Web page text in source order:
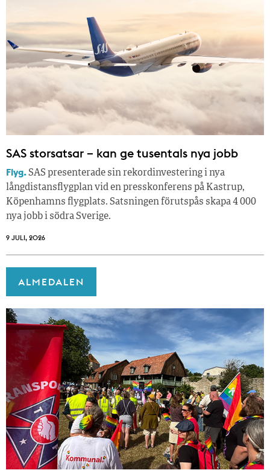
SAS storsatsar – kan ge tusentals nya jobb
Flyg.SAS presenterade sin rekordinvestering i nya
långdistansflygplan vid en presskonferens på Kastrup,
Köpenhamns flygplats. Satsningen förutspås skapa 4 000
nya jobb i södra Sverige.
9 JULI, 2026
ALMEDALEN